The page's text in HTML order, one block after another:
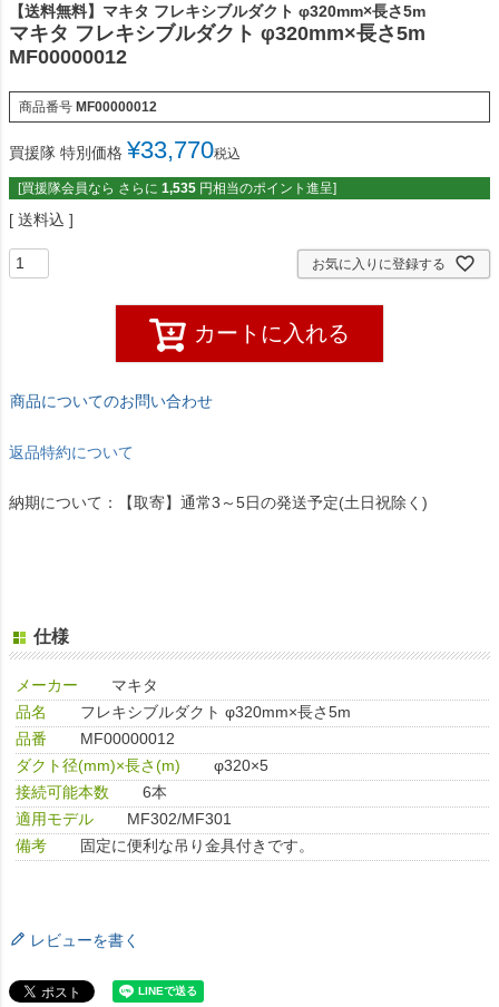
【送料無料】マキタ フレキシブルダクト φ320mm×長さ5m
マキタ フレキシブルダクト φ320mm×長さ5m
MF00000012
商品番号 MF00000012
買援隊 特別価格 ¥33,770税込
[買援隊会員なら さらに 1,535 円相当のポイント進呈]
送料込
お気に入りに登録する
カートに入れる
商品についてのお問い合わせ
返品特約について
納期について：【取寄】通常3～5日の発送予定(土日祝除く)
仕様
メーカー
マキタ
品名
フレキシブルダクト φ320mm×長さ5m
品番
MF00000012
ダクト径(mm)×長さ(m)
φ320×5
接続可能本数
6本
適用モデル
MF302/MF301
備考
固定に便利な吊り金具付きです。
レビューを書く